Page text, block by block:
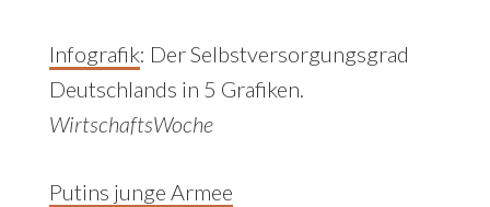
Infografik: Der Selbstversorgungsgrad
Deutschlands in 5 Grafiken.
WirtschaftsWoche
Putins junge Armee